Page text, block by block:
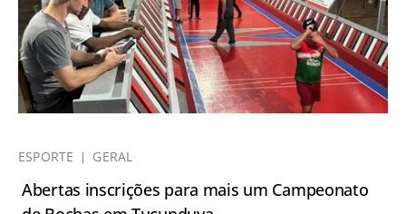
ESPORTE GERAL
Abertas inscrições para mais um Campeonato